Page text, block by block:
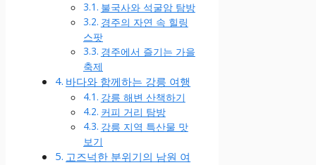
불국사와 석굴암 탐방
경주의 자연 속 힐링
스팟
경주에서 즐기는 가을
축제
바다와 함께하는 강릉 여행
강릉 해변 산책하기
커피 거리 탐방
강릉 지역 특산물 맛
보기
고즈넉한 분위기의 남원 여